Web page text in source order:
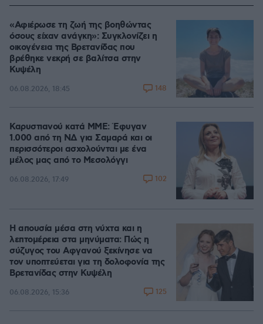
«Αφιέρωσε τη ζωή της βοηθώντας
όσους είχαν ανάγκη»: Συγκλονίζει η
οικογένεια της Βρετανίδας που
βρέθηκε νεκρή σε βαλίτσα στην
Κυψέλη
06.08.2026, 18:45 148
Καρυστιανού κατά ΜΜΕ: Έφυγαν
1.000 από τη ΝΔ για Σαμαρά και οι
περισσότεροι ασχολούνται με ένα
μέλος μας από το Μεσολόγγι
06.08.2026, 17:49 102
Η απουσία μέσα στη νύχτα και η
λεπτομέρεια στα μηνύματα: Πώς η
σύζυγος του Αφγανού ξεκίνησε να
τον υποπτεύεται για τη δολοφονία της
Βρετανίδας στην Κυψέλη
06.08.2026, 15:36 125